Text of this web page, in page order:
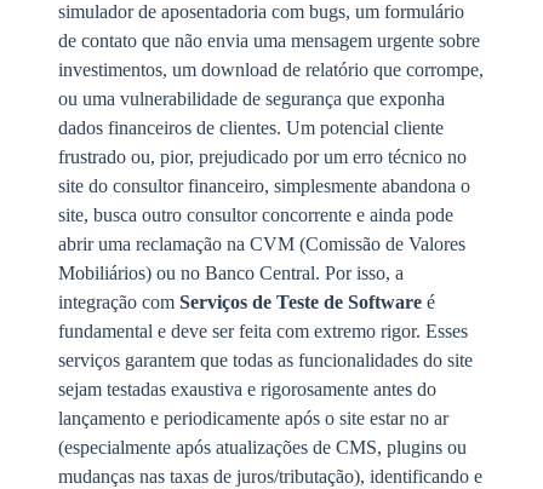
simulador de aposentadoria com bugs, um formulário
de contato que não envia uma mensagem urgente sobre
investimentos, um download de relatório que corrompe,
ou uma vulnerabilidade de segurança que exponha
dados financeiros de clientes. Um potencial cliente
frustrado ou, pior, prejudicado por um erro técnico no
site do consultor financeiro, simplesmente abandona o
site, busca outro consultor concorrente e ainda pode
abrir uma reclamação na CVM (Comissão de Valores
Mobiliários) ou no Banco Central. Por isso, a
integração com Serviços de Teste de Software é
fundamental e deve ser feita com extremo rigor. Esses
serviços garantem que todas as funcionalidades do site
sejam testadas exaustiva e rigorosamente antes do
lançamento e periodicamente após o site estar no ar
(especialmente após atualizações de CMS, plugins ou
mudanças nas taxas de juros/tributação), identificando e